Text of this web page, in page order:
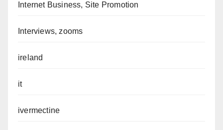
Internet Business, Site Promotion
Interviews, zooms
ireland
it
ivermectine